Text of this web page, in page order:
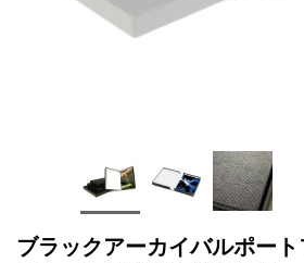
ブラックアーカイバルポー